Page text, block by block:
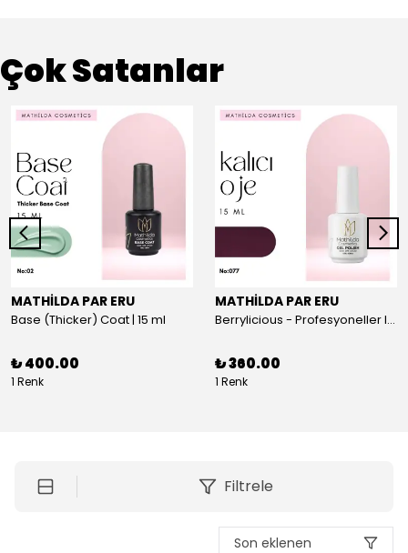
Çok Satanlar
MATHİLDA PAR ERU
Base (Thicker) Coat | 15 ml
₺ 400.00
1 Renk
MATHİLDA PAR ERU
Berrylicious - Profesyoneller Için Yüksek Pigmentasyonlu UV/LED Oje 15ml
₺ 360.00
1 Renk
Filtrele
Son eklenen